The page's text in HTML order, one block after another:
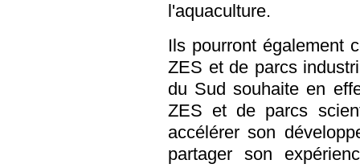
l'aquaculture.
Ils pourront également
ZES et de parcs
du Sud souhaite en
ZES et de parcs
accélérer son
partager son